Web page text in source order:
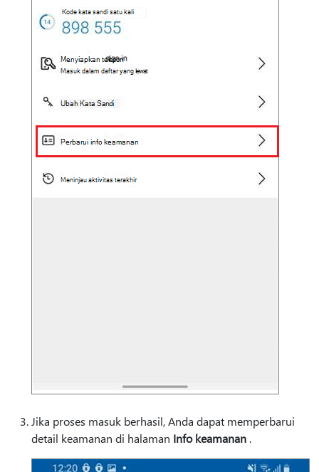
Jika proses masuk berhasil, Anda dapat memperbarui
detail keamanan di halaman Info keamanan .